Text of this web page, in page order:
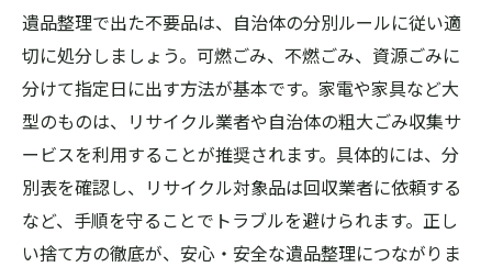
遺品整理で出た不要品は、自治体の分別ルールに従い適
切に処分しましょう。可燃ごみ、不燃ごみ、資源ごみに
分けて指定日に出す方法が基本です。家電や家具など大
型のものは、リサイクル業者や自治体の粗大ごみ収集サ
ービスを利用することが推奨されます。具体的には、分
別表を確認し、リサイクル対象品は回収業者に依頼する
など、手順を守ることでトラブルを避けられます。正し
い捨て方の徹底が、安心・安全な遺品整理につながりま